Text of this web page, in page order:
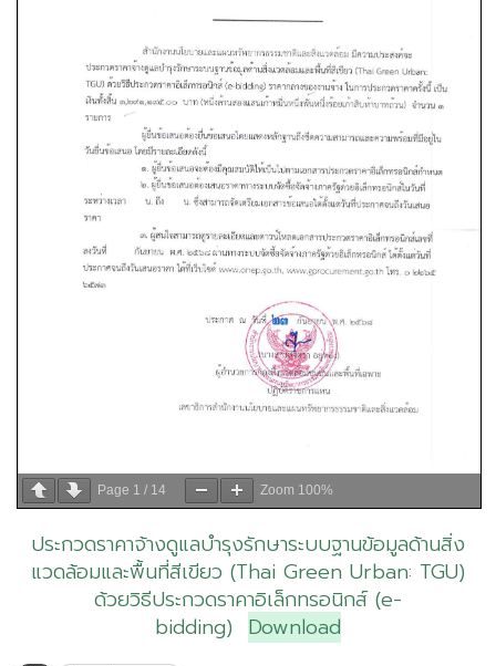
Page 1 / 14 Zoom 100%
ประกวดราคาจ้างดูแลบำรุงรักษาระบบฐานข้อมูลด้านสิ่ง
แวดล้อมและพื้นที่สีเขียว (Thai Green Urban: TGU)
ด้วยวิธีประกวดราคาอิเล็กทรอนิกส์ (e-
bidding) Download